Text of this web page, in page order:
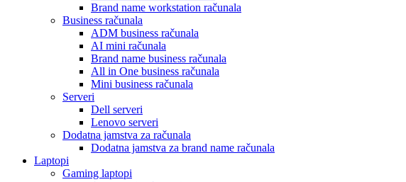
Brand name workstation računala
Business računala
ADM business računala
AI mini računala
Brand name business računala
All in One business računala
Mini business računala
Serveri
Dell serveri
Lenovo serveri
Dodatna jamstva za računala
Dodatna jamstva za brand name računala
Laptopi
Gaming laptopi